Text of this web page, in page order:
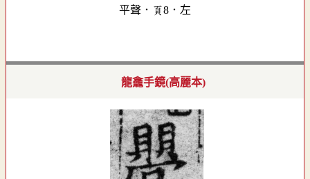
平聲．頁8．左
龍龕手鏡(高麗本)